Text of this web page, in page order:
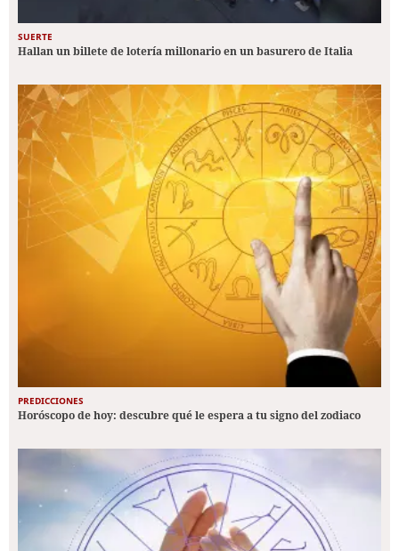
SUERTE
Hallan un billete de lotería millonario en un basurero de Italia
PREDICCIONES
Horóscopo de hoy: descubre qué le espera a tu signo del zodiaco